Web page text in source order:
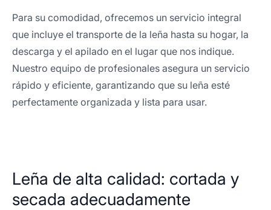
Para su comodidad, ofrecemos un servicio integral
que incluye el transporte de la leña hasta su hogar, la
descarga y el apilado en el lugar que nos indique.
Nuestro equipo de profesionales asegura un servicio
rápido y eficiente, garantizando que su leña esté
perfectamente organizada y lista para usar.
Leña de alta calidad: cortada y
secada adecuadamente